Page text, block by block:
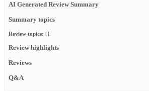
AI Generated Review Summary
Summary topics
Review topics: [].
Review highlights
Reviews
Q&A